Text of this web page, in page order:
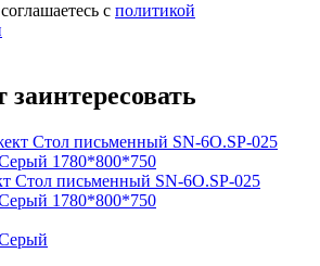
с политикой
заинтересовать
Стол письменный SN-6O.SP-025
1780*800*750